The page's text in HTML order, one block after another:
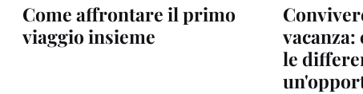
Come affrontare il primo
viaggio insieme
le